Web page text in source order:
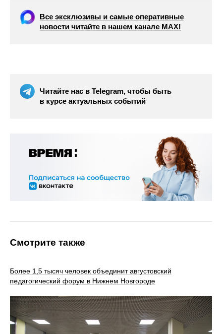
Все эксклюзивы и самые оперативные
новости читайте в нашем канале МАХ!
Читайте нас в Telegram, чтобы быть
в курсе актуальных событий
Смотрите также
Более 1,5 тысяч человек объединит августовский
педагогический форум в Нижнем Новгороде